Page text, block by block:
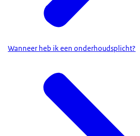
Wanneer heb ik een onderhoudsplicht?